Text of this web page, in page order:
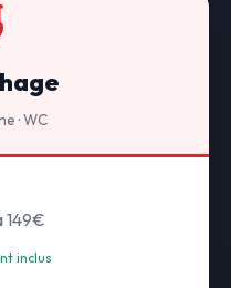
· WC
149€
inclus